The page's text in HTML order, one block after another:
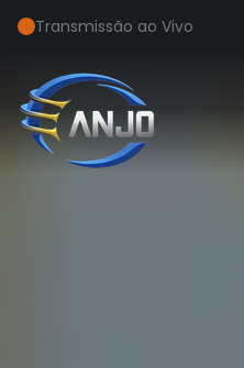
Transmissão ao Vivo